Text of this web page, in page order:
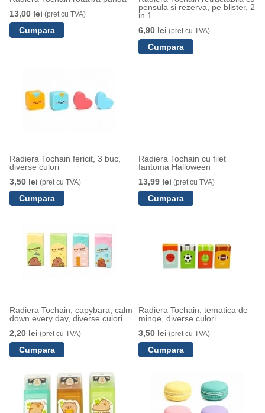
13,00 lei (pret cu TVA)
pensula si rezerva, pe blister, 2
in 1
6,90 lei (pret cu TVA)
Radiera Tochain fericit, 3 buc,
diverse culori
3,50 lei (pret cu TVA)
Radiera Tochain cu filet
fantoma Halloween
13,99 lei (pret cu TVA)
Radiera Tochain, capybara, calm
down every day, diverse culori
2,20 lei (pret cu TVA)
Radiera Tochain, tematica de
minge, diverse culori
3,50 lei (pret cu TVA)